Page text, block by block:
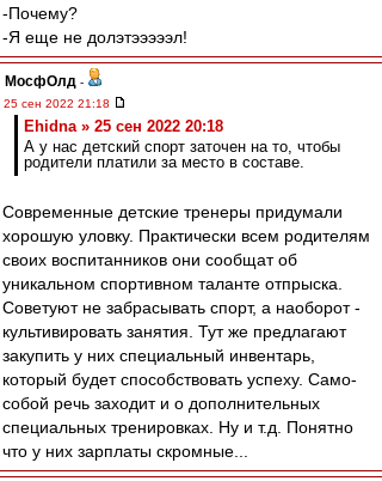
-Почему?
-Я еще не долэтэээээл!
МосфОлд -
25 сен 2022 21:18
Ehidna » 25 сен 2022 20:18
А у нас детский спорт заточен на то, чтобы
родители платили за место в составе.
Современные детские тренеры придумали
хорошую уловку. Практически всем родителям
своих воспитанников они сообщат об
уникальном спортивном таланте отпрыска.
Советуют не забрасывать спорт, а наоборот -
культивировать занятия. Тут же предлагают
закупить у них специальный инвентарь,
который будет способствовать успеху. Само-
собой речь заходит и о дополнительных
специальных тренировках. Ну и т.д. Понятно
что у них зарплаты скромные...